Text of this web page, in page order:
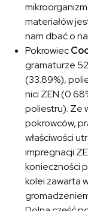
materiałów
nam dbać o
Pokrowiec
gramaturze
(33.89%),
nici ZEN
poliestru). Ze
pokrowców,
właściwości
impregnacji
konieczności
kolei zawarta